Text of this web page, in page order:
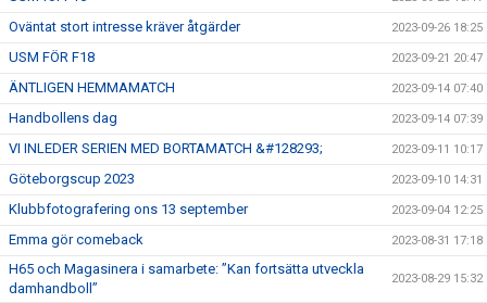
Oväntat stort intresse kräver åtgärder 2023-09-26 18:25
USM FÖR F18 2023-09-21 20:47
ÄNTLIGEN HEMMAMATCH 2023-09-14 07:40
Handbollens dag 2023-09-14 07:39
VI INLEDER SERIEN MED BORTAMATCH &#128293; 2023-09-11 10:17
Göteborgscup 2023 2023-09-10 14:31
Klubbfotografering ons 13 september 2023-09-04 12:25
Emma gör comeback 2023-08-31 17:18
H65 och Magasinera i samarbete: ”Kan fortsätta utveckla
damhandboll”
2023-08-29 15:32